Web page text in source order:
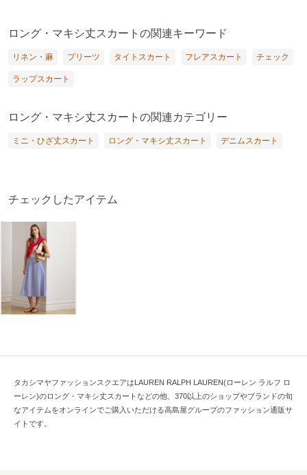
ロング・マキシ丈スカートの関連キーワード
リネン・麻 プリーツ タイトスカート フレアスカート チェック
ラップスカート
ロング・マキシ丈スカートの関連カテゴリー
ミニ・ひざ丈スカート ロング・マキシ丈スカート デニムスカート
チェックしたアイテム
タカシマヤファッションスクエアはLAUREN RALPH LAUREN(ローレン ラルフ ロ
ーレン)のロング・マキシ丈スカートなどの他、370以上のショップやブランドの旬
なアイテムをオンラインでご購入いただける高島屋グループのファッション通販サ
イトです。